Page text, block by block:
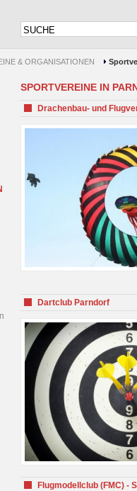
& ORGANISATIONEN
SPORTVEREINE IN
Drachenbau- und
Dartclub Parndorf
Flugmodellclub (FMC) -